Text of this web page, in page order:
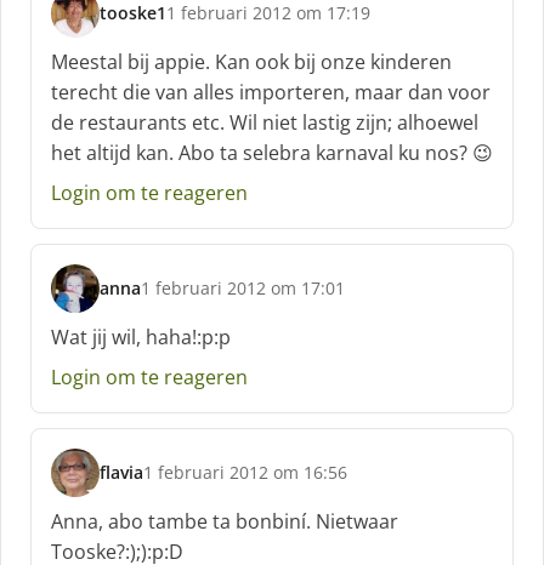
tooske1
s
c
h
r
e
e
:
1 februari 2012 om 17:19
Meestal bij appie. Kan ook bij onze kinderen
terecht die van alles importeren, maar dan voor
de restaurants etc. Wil niet lastig zijn; alhoewel
het altijd kan. Abo ta selebra karnaval ku nos? 😉
Login om te reageren
anna
s
c
h
r
e
f
:
1 februari 2012 om 17:01
Wat jij wil, haha!:p:p
Login om te reageren
flavia
s
c
h
1 februari 2012 om 16:56
Anna, abo tambe ta bonbiní. Nietwaar
Tooske?:);):p:D